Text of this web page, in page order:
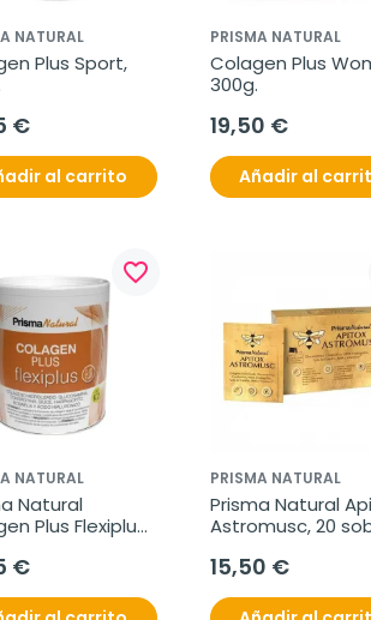
NATURAL
Plus Sport,
€
al carrito
PRISMA NATURAL
Colagen Plus
300g.
19,50 €
Añadir al
favorite_border
NATURAL
Natural
Plus Flexiplus
€
PRISMA NATURAL
Prisma Natural
Astromusc, 20
15,50 €